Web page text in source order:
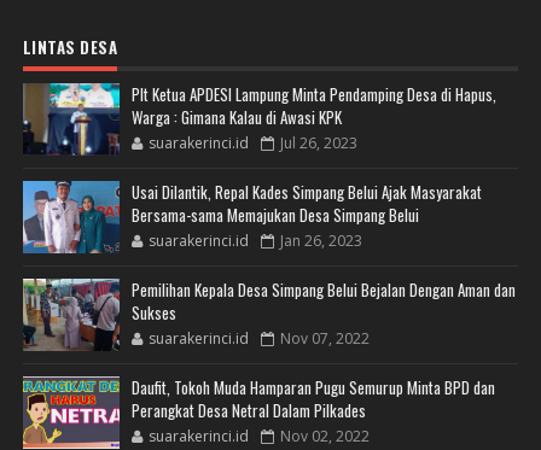
LINTAS DESA
Plt Ketua APDESI Lampung Minta Pendamping Desa di Hapus,
Warga : Gimana Kalau di Awasi KPK
suarakerinci.id Jul 26, 2023
Usai Dilantik, Repal Kades Simpang Belui Ajak Masyarakat
Bersama-sama Memajukan Desa Simpang Belui
suarakerinci.id Jan 26, 2023
Pemilihan Kepala Desa Simpang Belui Bejalan Dengan Aman dan
Sukses
suarakerinci.id Nov 07, 2022
Daufit, Tokoh Muda Hamparan Pugu Semurup Minta BPD dan
Perangkat Desa Netral Dalam Pilkades
suarakerinci.id Nov 02, 2022